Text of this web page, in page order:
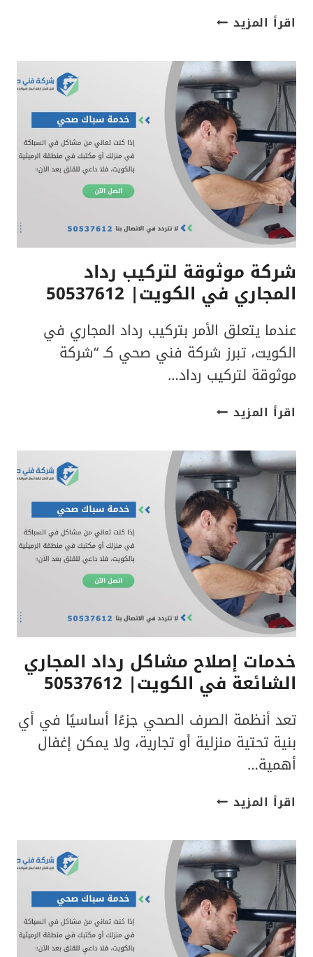
اقرأ المزيد أفضل
رداد
مجاري
في
الكويت|
50537612
شركة موثوقة لتركيب رداد
المجاري في الكويت| 50537612
عندما يتعلق الأمر بتركيب رداد المجاري في
الكويت، تبرز شركة فني صحي كـ “شركة
موثوقة لتركيب رداد…
اقرأ المزيد شركة
رداد
المجاري
في
الكويت|
50537612
خدمات إصلاح مشاكل رداد المجاري
الشائعة في الكويت| 50537612
تعد أنظمة الصرف الصحي جزءًا أساسيًا في أي
بنية تحتية منزلية أو تجارية، ولا يمكن إغفال
أهمية…
اقرأ المزيد خدمات
رداد
المجاري
الشائعة
في
الكويت|
50537612